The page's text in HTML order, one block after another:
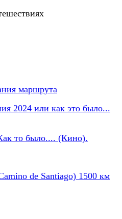
маршрута
2024 или как это было...
то было.... (Кино).
de Santiago) 1500 км